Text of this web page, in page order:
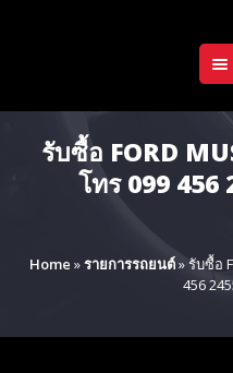
รับซื้อ FORD
โทร 099
Home »รายการรถยนต์»รับซื้อ
456